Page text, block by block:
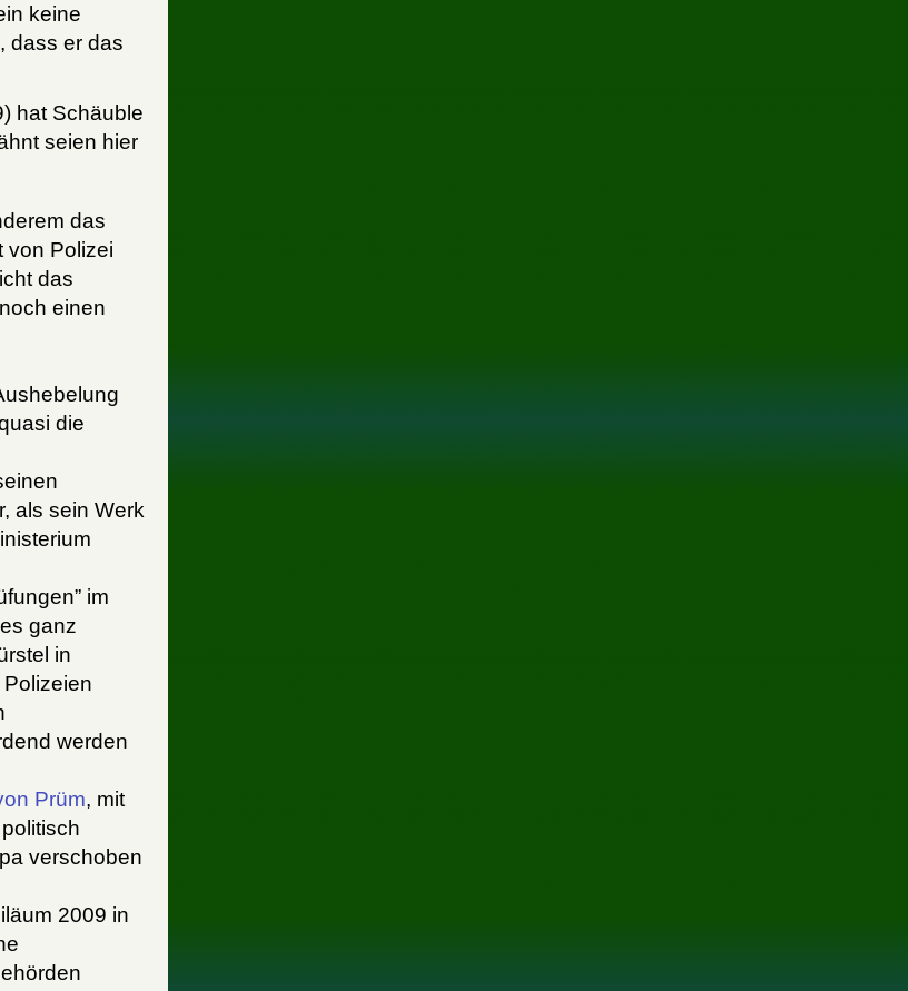
keine
dass er das
hat Schäuble
seien hier
das
von Polizei
das
einen
die
als sein Werk
im
ganz
in
werden
Prüm, mit
verschoben
2009 in